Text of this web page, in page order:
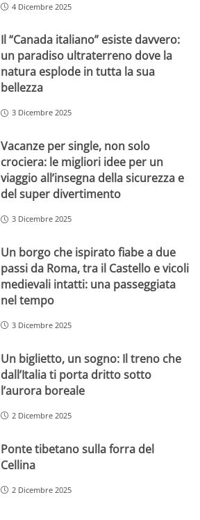
4 Dicembre 2025
Il “Canada italiano” esiste davvero:
un paradiso ultraterreno dove la
natura esplode in tutta la sua
bellezza
3 Dicembre 2025
Vacanze per single, non solo
crociera: le migliori idee per un
viaggio all’insegna della sicurezza e
del super divertimento
3 Dicembre 2025
Un borgo che ispirato fiabe a due
passi da Roma, tra il Castello e vicoli
medievali intatti: una passeggiata
nel tempo
3 Dicembre 2025
Un biglietto, un sogno: Il treno che
dall’Italia ti porta dritto sotto
l’aurora boreale
2 Dicembre 2025
Ponte tibetano sulla forra del
Cellina
2 Dicembre 2025